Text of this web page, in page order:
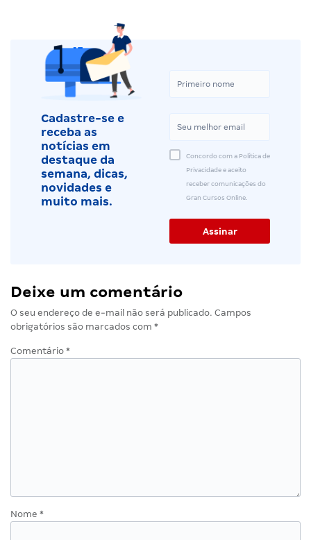
Cadastre-se e
receba as
notícias em
destaque da
semana, dicas,
novidades e
muito mais.
Concordo com a Política de
Privacidade e aceito
receber comunicações do
Gran Cursos Online.
Deixe um comentário
O seu endereço de e-mail não será publicado. Campos
obrigatórios são marcados com *
Comentário *
Nome *